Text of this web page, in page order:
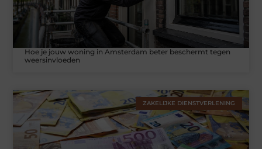
Hoe je jouw woning in Amsterdam beter beschermt tegen
weersinvloeden
ZAKELIJKE DIENSTVERLENING